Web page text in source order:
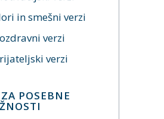
in smešni verzi
verzi
verzi
POSEBNE